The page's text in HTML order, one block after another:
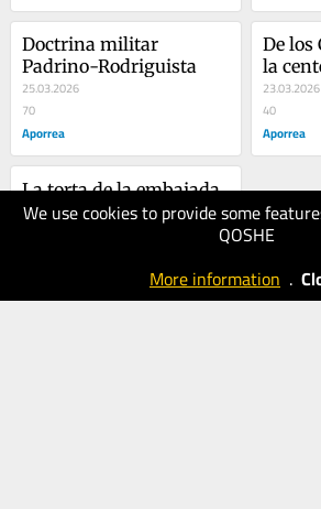
We use cookies to provide some
QOSHE
More information .
Doctrina militar
Padrino-Rodriguista
25.03.2026
70
Aporrea
De los
la
23.03.2026
40
Aporrea
La torta de la embajada
y la soberanía